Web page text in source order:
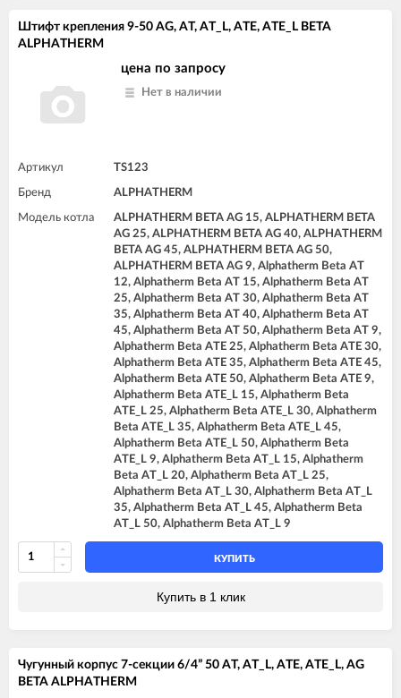
Штифт крепления 9-50 AG, AT, AT_L, ATE, ATE_L BETA
ALPHATHERM
цена по запросу
Нет в наличии
Артикул TS123
Бренд ALPHATHERM
Модель котла
ALPHATHERM BETA AG 15, ALPHATHERM BETA
AG 25, ALPHATHERM BETA AG 40, ALPHATHERM
BETA AG 45, ALPHATHERM BETA AG 50,
ALPHATHERM BETA AG 9, Alphatherm Beta AT
12, Alphatherm Beta AT 15, Alphatherm Beta AT
25, Alphatherm Beta AT 30, Alphatherm Beta AT
35, Alphatherm Beta AT 40, Alphatherm Beta AT
45, Alphatherm Beta AT 50, Alphatherm Beta AT 9,
Alphatherm Beta ATE 25, Alphatherm Beta ATE 30,
Alphatherm Beta ATE 35, Alphatherm Beta ATE 45,
Alphatherm Beta ATE 50, Alphatherm Beta ATE 9,
Alphatherm Beta ATE_L 15, Alphatherm Beta
ATE_L 25, Alphatherm Beta ATE_L 30, Alphatherm
Beta ATE_L 35, Alphatherm Beta ATE_L 45,
Alphatherm Beta ATE_L 50, Alphatherm Beta
ATE_L 9, Alphatherm Beta AT_L 15, Alphatherm
Beta AT_L 20, Alphatherm Beta AT_L 25,
Alphatherm Beta AT_L 30, Alphatherm Beta AT_L
35, Alphatherm Beta AT_L 45, Alphatherm Beta
AT_L 50, Alphatherm Beta AT_L 9
КУПИТЬ
Купить в 1 клик
Чугунный корпус 7-секции 6/4” 50 AT, AT_L, ATE, ATE_L, AG
BETA ALPHATHERM